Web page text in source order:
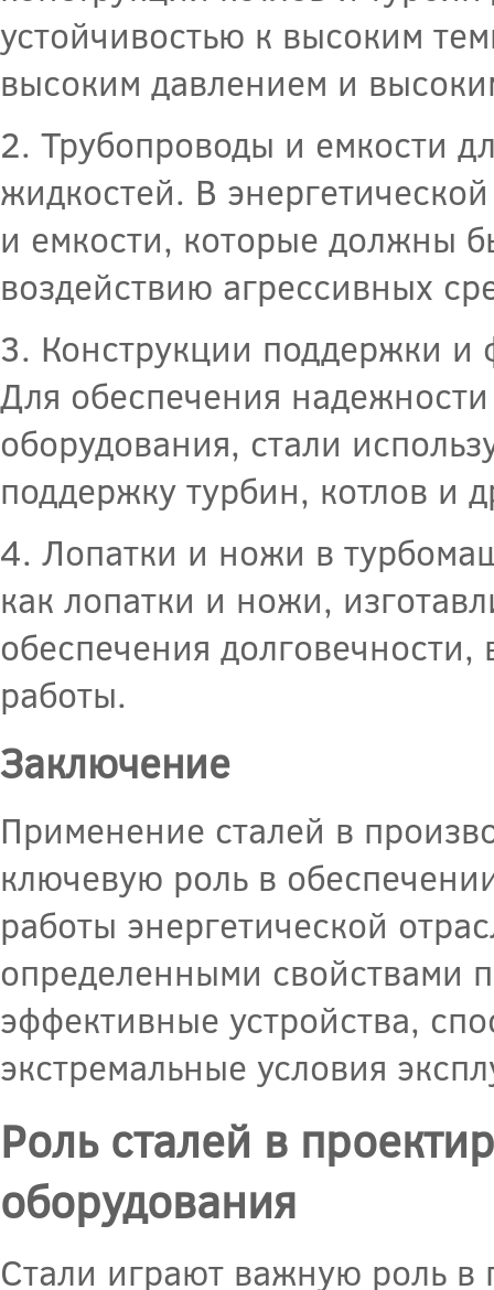
устойчивостью к высоким
высоким давлением и
2. Трубопроводы и емкости
жидкостей. В
и емкости, которые должны
воздействию агрессивных
3. Конструкции поддержки и
Для обеспечения
оборудования, стали
поддержку турбин, котлов и
4. Лопатки и ножи в
как лопатки и ножи,
обеспечения
работы.
Заключение
Применение сталей в
ключевую роль в
работы энергетической
определенными свойствами
эффективные устройства,
экстремальные условия
Роль сталей в
оборудования
Стали играют важную роль в